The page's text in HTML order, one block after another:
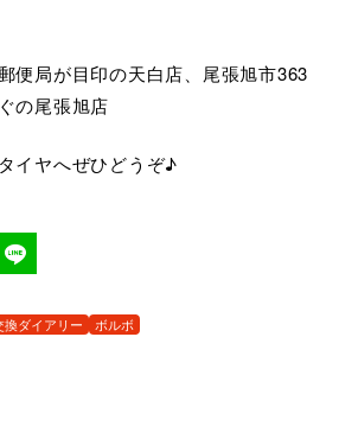
便局が目印の天白店、尾張旭市363
の尾張旭店
イヤへぜひどうぞ♪
換ダイアリー ボルボ